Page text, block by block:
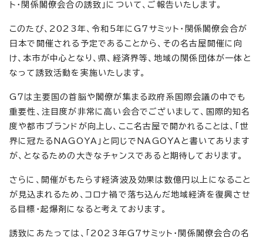
ト・関係閣僚会合の誘致」について、ご報告いたします。
このたび、2023年、令和5年にG7サミット・関係閣僚会合が
日本で開催される予定であることから、その名古屋開催に向
け、本市が中心となり、県、経済界等、地域の関係団体が一体と
なって誘致活動を実施いたします。
G7は主要国の首脳や閣僚が集まる政府系国際会議の中でも
重要性、注目度が非常に高い会合でございまして、国際的知名
度や都市ブランドが向上し、ここ名古屋で開かれることは、「世
界に冠たるNAGOYA」と同じでNAGOYAと書いてあります
が、となるための大きなチャンスであると期待しております。
さらに、開催がもたらす経済波及効果は数億円以上になること
が見込まれるため、コロナ禍で落ち込んだ地域経済を復興させ
る目標・起爆剤になると考えております。
誘致にあたっては、「2023年G7サミット・関係閣僚会合の名